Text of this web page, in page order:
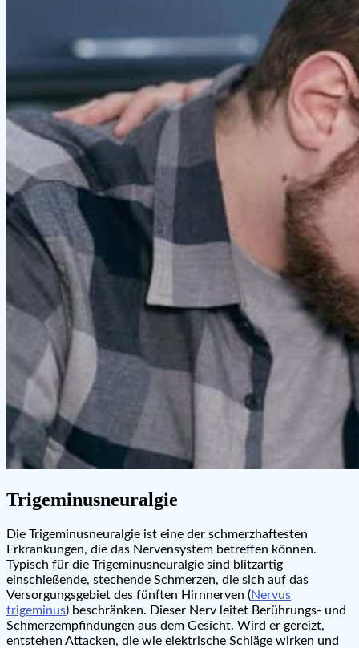
Trigeminusneuralgie
Die Trigeminusneuralgie ist eine der schmerzhaftesten
Erkrankungen, die das Nervensystem betreffen können.
Typisch für die Trigeminusneuralgie sind blitzartig
einschießende, stechende Schmerzen, die sich auf das
Versorgungsgebiet des fünften Hirnnerven (Nervus
trigeminus) beschränken. Dieser Nerv leitet Berührungs- und
Schmerzempfindungen aus dem Gesicht. Wird er gereizt,
entstehen Attacken, die wie elektrische Schläge wirken und